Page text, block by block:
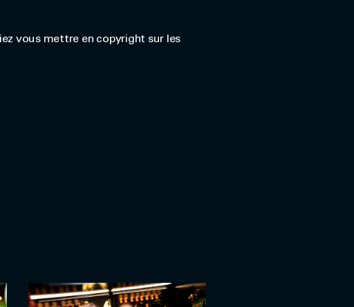
vous mettre en copyright sur les